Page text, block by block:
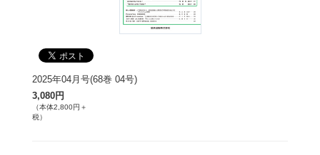
2025年04月号(68巻 04号)
3,080円
（本体2,800円＋
税）